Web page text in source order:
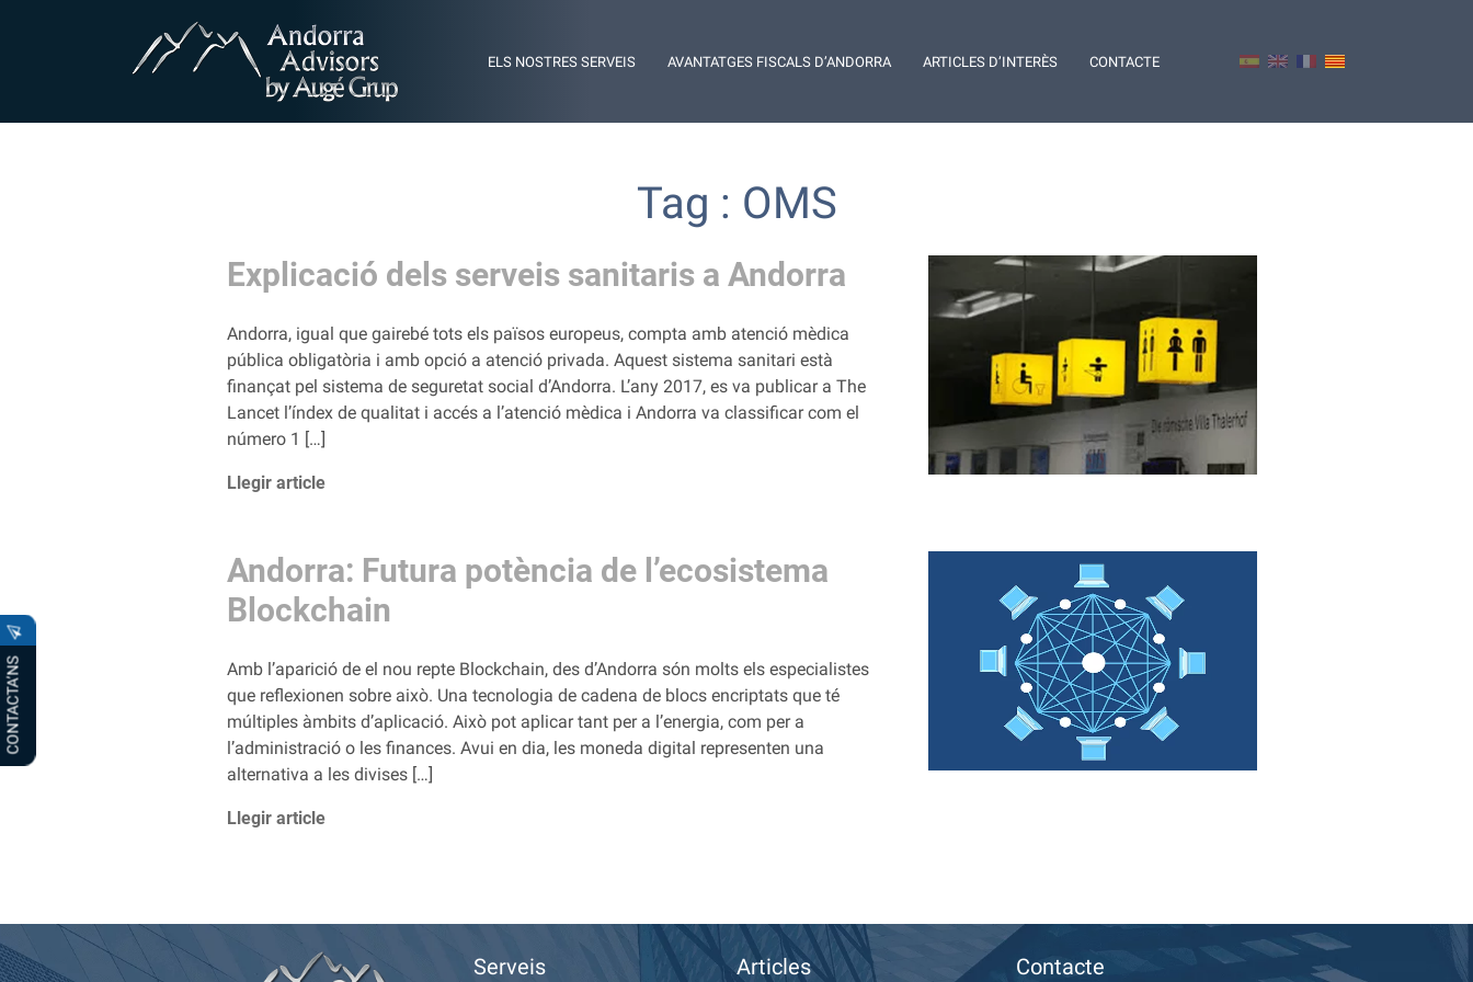
CONTACTA’NS
ELS NOSTRES SERVEIS AVANTATGES FISCALS D’ANDORRA ARTICLES D’INTERÈS CONTACTE
Tag : OMS
Explicació dels serveis sanitaris a Andorra
Andorra, igual que gairebé tots els països europeus, compta amb atenció mèdica
pública obligatòria i amb opció a atenció privada. Aquest sistema sanitari està
finançat pel sistema de seguretat social d’Andorra. L’any 2017, es va publicar a The
Lancet l’índex de qualitat i accés a l’atenció mèdica i Andorra va classificar com el
número 1 […]
Llegir article
Andorra: Futura potència de l’ecosistema
Blockchain
Amb l’aparició de el nou repte Blockchain, des d’Andorra són molts els especialistes
que reflexionen sobre això. Una tecnologia de cadena de blocs encriptats que té
múltiples àmbits d’aplicació. Això pot aplicar tant per a l’energia, com per a
l’administració o les finances. Avui en dia, les moneda digital representen una
alternativa a les divises […]
Llegir article
Serveis Articles Contacte